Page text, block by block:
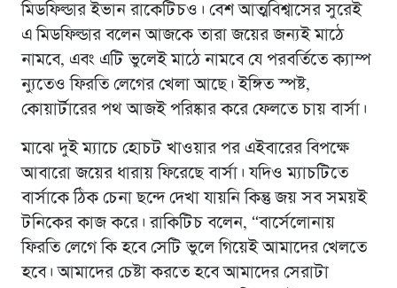
মিডফিল্ডার ইভান রাকেটিচও। বেশ আত্মবিশ্বাসের সুরেই
এ মিডফিল্ডার বলেন আজকে তারা জয়ের জন্যই মাঠে
নামবে, এবং এটি ভুলেই মাঠে নামবে যে পরবর্তিতে ক্যাম্প
ন্যুতেও ফিরতি লেগের খেলা আছে। ইঙ্গিত স্পষ্ট,
কোয়ার্টারের পথ আজই পরিষ্কার করে ফেলতে চায় বার্সা।
মাঝে দুই ম্যাচে হোচট খাওয়ার পর এইবারের বিপক্ষে
আবারো জয়ের ধারায় ফিরেছে বার্সা। যদিও ম্যাচটিতে
বার্সাকে ঠিক চেনা ছন্দে দেখা যায়নি কিন্তু জয় সব সময়ই
টনিকের কাজ করে। রাকিটিচ বলেন, “বার্সেলোনায়
ফিরতি লেগে কি হবে সেটি ভুলে গিয়েই আমাদের খেলতে
হবে। আমাদের চেষ্টা করতে হবে আমাদের সেরাটা